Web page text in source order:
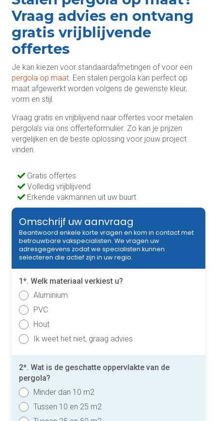
Vraag advies en ontvang
gratis vrijblijvende
offertes
Je kan kiezen voor standaardafmetingen of voor een
pergola op maat . Een stalen pergola kan perfect op
maat afgewerkt worden volgens de gewenste kleur,
vorm en stijl.
Vraag gratis en vrijblijvend naar offertes voor metalen
pergola’s via ons offerteformulier. Zo kan je prijzen
vergelijken en de beste oplossing voor jouw project
vinden.
Gratis offertes
Volledig vrijblijvend
Erkende vakmannen uit uw buurt
Omschrijf uw aanvraag
Beantwoord enkele korte vragen en kom in contact met
betrouwbare vakspecialisten. We vragen uw
adresgegevens zodat we specialisten kunnen
selecteren die actief zijn in uw regio.
1*. Welk materiaal verkiest u?
Aluminium
PVC
Hout
Ik weet het niet, graag advies
2*. Wat is de geschatte oppervlakte van de
pergola?
Minder dan 10 m2
Tussen 10 en 25 m2